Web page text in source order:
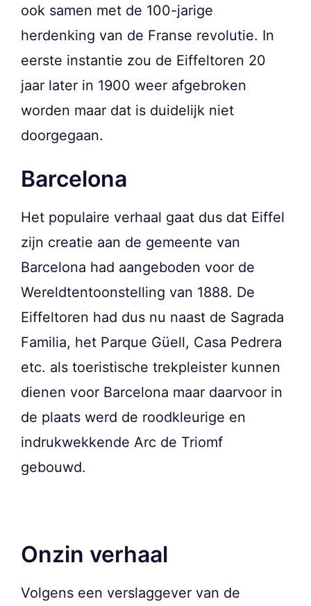
ook samen met de 100-jarige
herdenking van de Franse revolutie. In
eerste instantie zou de Eiffeltoren 20
jaar later in 1900 weer afgebroken
worden maar dat is duidelijk niet
doorgegaan.
Barcelona
Het populaire verhaal gaat dus dat Eiffel
zijn creatie aan de gemeente van
Barcelona had aangeboden voor de
Wereldtentoonstelling van 1888. De
Eiffeltoren had dus nu naast de Sagrada
Familia, het Parque Güell, Casa Pedrera
etc. als toeristische trekpleister kunnen
dienen voor Barcelona maar daarvoor in
de plaats werd de roodkleurige en
indrukwekkende Arc de Triomf
gebouwd.
Onzin verhaal
Volgens een verslaggever van de